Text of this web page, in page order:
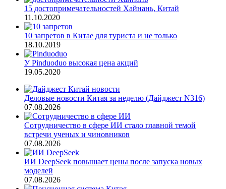
15 достопримечательностей Хайнань, Китай
11.10.2020
10 запретов в Китае для туриста и не только
18.10.2019
У Pinduoduo высокая цена акций
19.05.2020
Деловые новости Китая за неделю (Дайджест N316)
07.08.2026
Сотрудничество в сфере ИИ стало главной темой
встречи ученых и чиновников
07.08.2026
ИИ DeepSeek повышает цены после запуска новых
моделей
07.08.2026